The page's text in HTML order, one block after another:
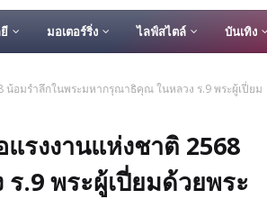
มอเตอร์ริ่ง ไลฟ์สไตล์ บันเทิง
อมรำลึกในพระมหากรุณาธิคุณ ในหลวง ร.9 พระผู้เปี่ยม
รงงานแห่งชาติ 2568
.9 พระผู้เปี่ยมด้วยพระ